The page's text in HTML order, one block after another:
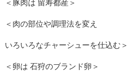
＜豚肉は 留寿都産＞
＜肉の部位や調理法を変え
いろいろなチャーシューを仕込む＞
＜卵は 石狩のブランド卵＞